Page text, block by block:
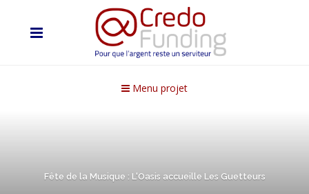
Menu projet
Fête de la Musique : L'Oasis accueille Les Guetteurs